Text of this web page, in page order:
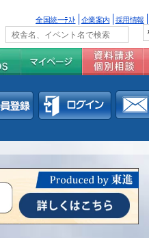
全国統一ﾃｽﾄ 企業案内 採用情報